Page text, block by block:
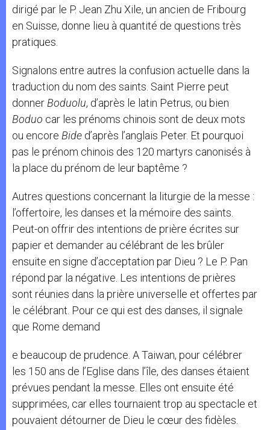
dirigé par le P. Jean Zhu Xile, un ancien de Fribourg
en Suisse, donne lieu à quantité de questions très
pratiques.
Signalons entre autres la confusion actuelle dans la
traduction du nom des saints. Saint Pierre peut
donner Boduolu, d’après le latin Petrus, ou bien
Boduo car les prénoms chinois sont de deux mots
ou encore Bide d’après l’anglais Peter. Et pourquoi
pas le prénom chinois des 120 martyrs canonisés à
la place du prénom de leur baptême ?
Autres questions concernant la liturgie de la messe :
l’offertoire, les danses et la mémoire des saints.
Peut-on offrir des intentions de prière écrites sur
papier et demander au célébrant de les brûler
ensuite en signe d’acceptation par Dieu ? Le P. Pan
répond par la négative. Les intentions de prières
sont réunies dans la prière universelle et offertes par
le célébrant. Pour ce qui est des danses, il signale
que Rome demand
e beaucoup de prudence. A Taiwan, pour célébrer
les 150 ans de l’Eglise dans l’île, des danses étaient
prévues pendant la messe. Elles ont ensuite été
supprimées, car elles tournaient trop au spectacle et
pouvaient détourner de Dieu le cœur des fidèles.